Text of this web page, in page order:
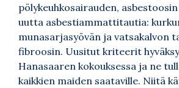
pölykeuhkosairauden,
uutta asbestiammattitautia:
munasarjasyövän ja vatsakalvon
fibroosin. Uusitut kriteerit
Hanasaaren kokouksessa ja ne
kaikkien maiden saataville. Niitä